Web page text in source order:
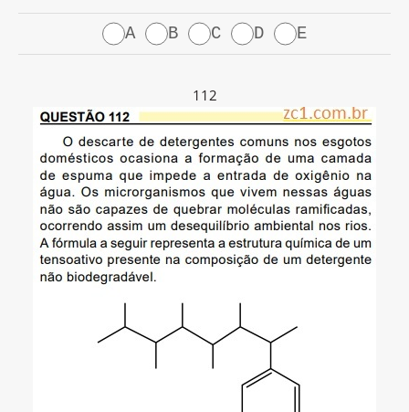
A B C D E
112